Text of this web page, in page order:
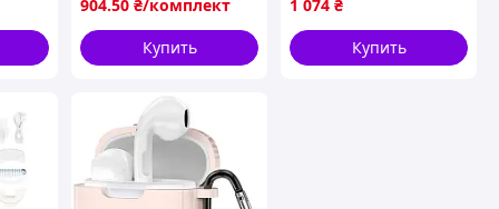
тела , EWD
904.50 ₴/комплект
Купить
Электрический
эпилятор, Эпилятор
электрический, MTS
1 074 ₴
Купить